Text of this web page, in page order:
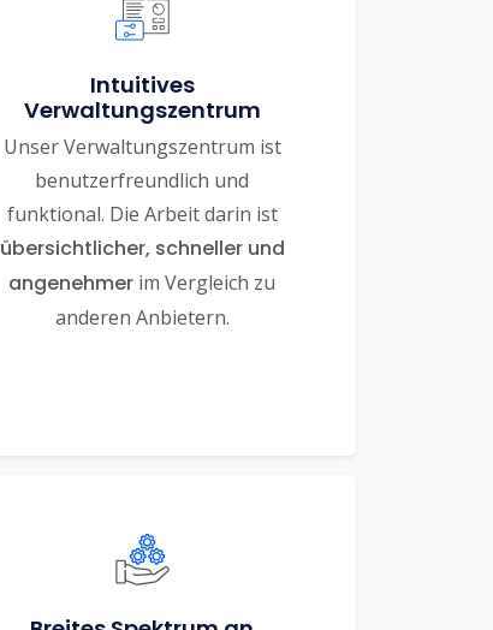
Intuitives
Verwaltungszentrum
Unser Verwaltungszentrum ist
benutzerfreundlich und
funktional. Die Arbeit darin ist
übersichtlicher, schneller und
angenehmer im Vergleich zu
anderen Anbietern.